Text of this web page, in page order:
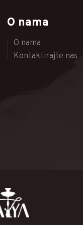
O nama
O nama
Kontaktirajte nas